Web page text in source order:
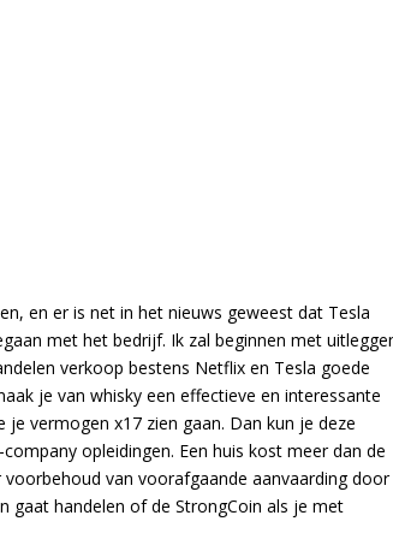
en er is net in het nieuws geweest dat Tesla
met het bedrijf. Ik zal beginnen met
verkoop bestens Netflix en Tesla goede
je van whisky een effectieve en interessante
vermogen x17 zien gaan. Dan kun je deze
opleidingen. Een huis kost meer dan de
van voorafgaande aanvaarding door
gaat handelen of de StrongCoin als je met